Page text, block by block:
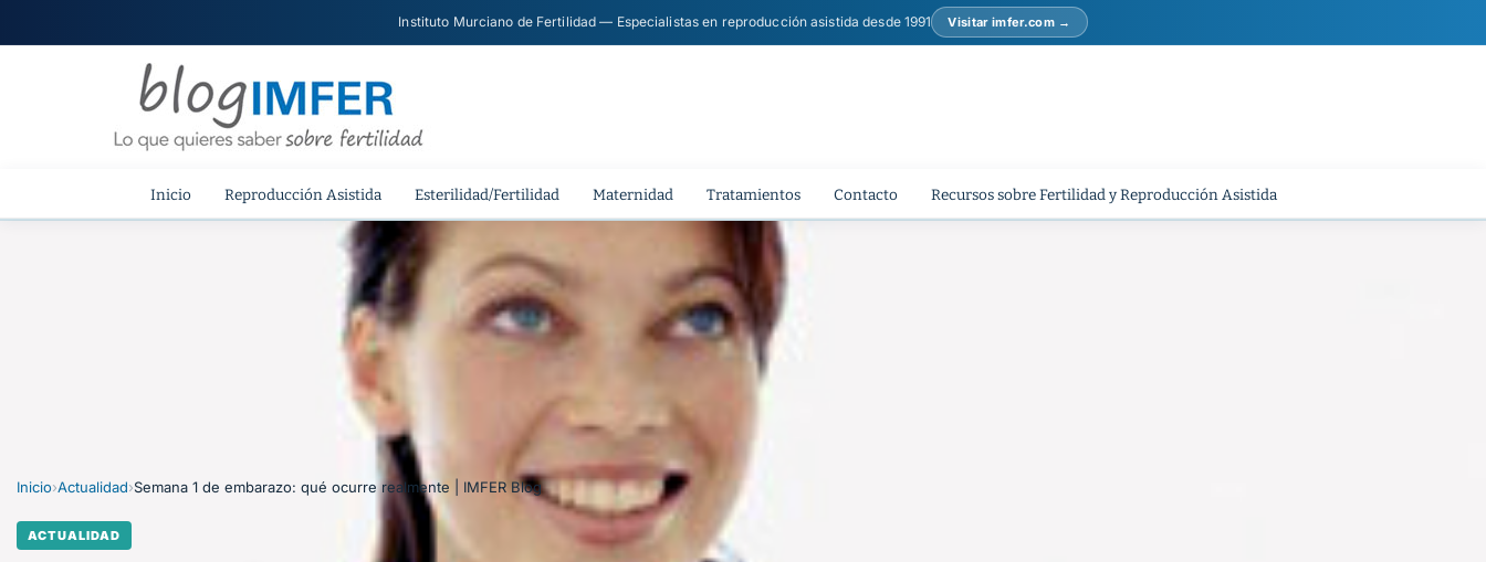
Instituto Murciano de Fertilidad — Especialistas en reproducción asistida desde 1991 Visitar imfer.com →
Inicio Reproducción Asistida Esterilidad/Fertilidad Maternidad Tratamientos Contacto Recursos sobre Fertilidad y Reproducción Asistida
Inicio›Actualidad›Semana 1 de embarazo: qué ocurre realmente | IMFER Blog
ACTUALIDAD